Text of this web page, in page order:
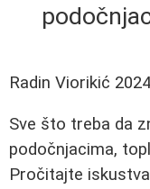
Radin Viorikić
Sve što treba da
podočnjacima,
Pročitajte